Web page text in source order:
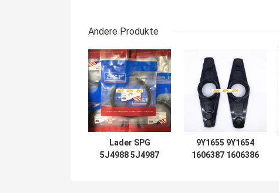
Andere Produkte
Lader SPG
5J4988 5J4987
9Y1655 9Y1654
1606387 1606386